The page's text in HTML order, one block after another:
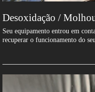
Desoxidação /
Seu equipamento entrou em
recuperar o funcionamento do